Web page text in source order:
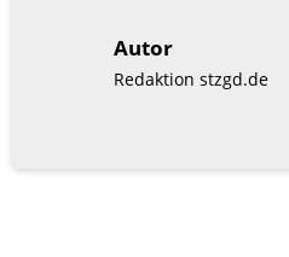
Autor
Redaktion stzgd.de